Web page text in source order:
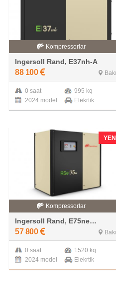
Kompressorlar
Ingersoll Rand, E37nh-A
88 100 Bakı
0 saat
995 kq
2024 model
Elekrtik
YENI
Kompressorlar
Ingersoll Rand, E75ne-W
57 800 Bakı
0 saat
1520 kq
2024 model
Elekrtik